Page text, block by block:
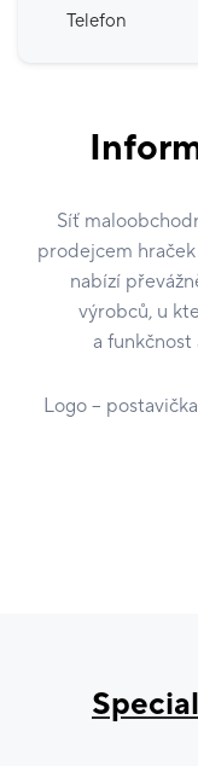
Telefon
Síť
prodejcem hraček
nabízí
výrobců, u
a funkčnost
Logo –